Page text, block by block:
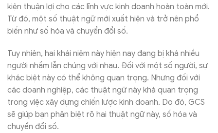
kiện thuận lợi cho các lĩnh vực kinh doanh hoàn toàn mới.
Từ đó, một số thuật ngữ mới xuất hiện và trở nên phổ
biến như số hóa và chuyển đổi số.
Tuy nhiên, hai khái niệm này hiện nay đang bị khá nhiều
người nhầm lẫn chúng với nhau. Đối với một số người, sự
khác biệt này có thể không quan trọng. Nhưng đối với
các doanh nghiệp, các thuật ngữ này khá quan trọng
trong việc xây dựng chiến lược kinh doanh. Do đó, GCS
sẽ giúp bạn phân biệt rõ hai thuật ngữ này, số hóa và
chuyển đổi số.